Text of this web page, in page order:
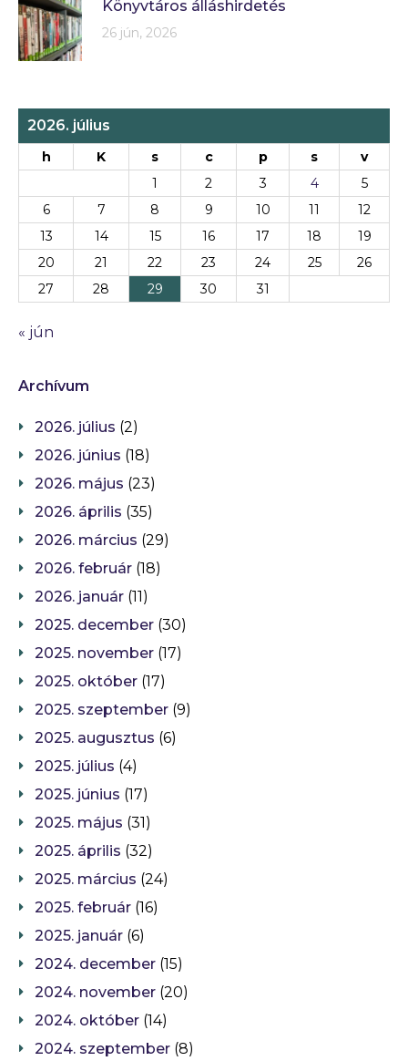
Könyvtáros álláshirdetés
26 jún, 2026
2026. július
h K s c p s
v
1
2 3 4
5
6
7 8 9 10 11
12
13
14 15 16 17 18
19
20
21 22 23 24 25
26
27
28 29 30 31
« jún
Archívum
2026. július (2)
2026. június (18)
2026. május (23)
2026. április (35)
2026. március (29)
2026. február (18)
2026. január (11)
2025. december (30)
2025. november (17)
2025. október (17)
2025. szeptember (9)
2025. augusztus (6)
2025. július (4)
2025. június (17)
2025. május (31)
2025. április (32)
2025. március (24)
2025. február (16)
2025. január (6)
2024. december (15)
2024. november (20)
2024. október (14)
2024. szeptember (8)